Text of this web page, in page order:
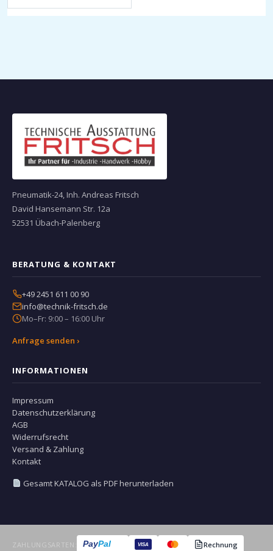
Pneumatik-24, Inh. Andreas Fritsch
David Hansemann Str. 12a
52531 Übach-Palenberg
BERATUNG & KONTAKT
+49 2451 611 00 90
info@technik-fritsch.de
Mo–Fr: 9:00 – 16:00 Uhr
Anfrage senden ›
INFORMATIONEN
Impressum
Datenschutzerklärung
AGB
Widerrufsrecht
Versand & Zahlung
Kontakt
Gesamt KATALOG als PDF herunterladen
ZAHLUNGSARTEN: PayPal VISA Rechnung